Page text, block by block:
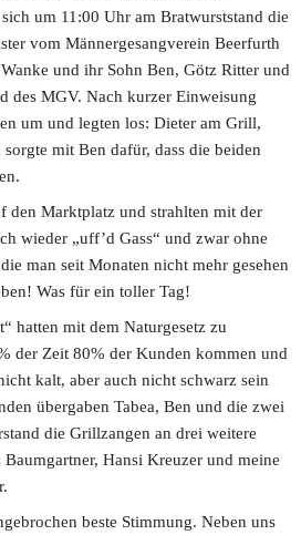
um 11:00 Uhr am Bratwurststand die
vom Männergesangverein Beerfurth
und ihr Sohn Ben, Götz Ritter und
des MGV. Nach kurzer Einweisung
um und legten los: Dieter am Grill,
mit Ben dafür, dass die beiden
den Marktplatz und strahlten mit der
wieder „uff’d Gass“ und zwar ohne
man seit Monaten nicht mehr gesehen
Was für ein toller Tag!
hatten mit dem Naturgesetz zu
der Zeit 80% der Kunden kommen und
kalt, aber auch nicht schwarz sein
übergaben Tabea, Ben und die zwei
die Grillzangen an drei weitere
Hansi Kreuzer und meine
beste Stimmung. Neben uns